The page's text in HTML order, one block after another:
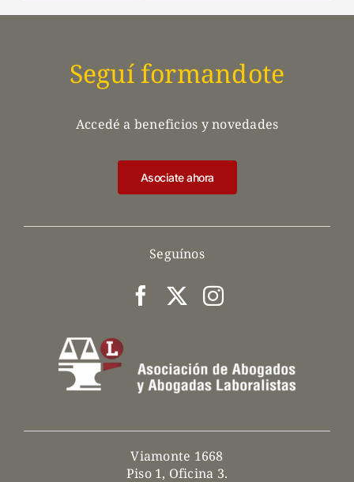
Viamonte 1668
Piso 1, Oficina 3.
Seguínos
Seguí formandote
Accedé a beneficios y novedades
Asociate ahora